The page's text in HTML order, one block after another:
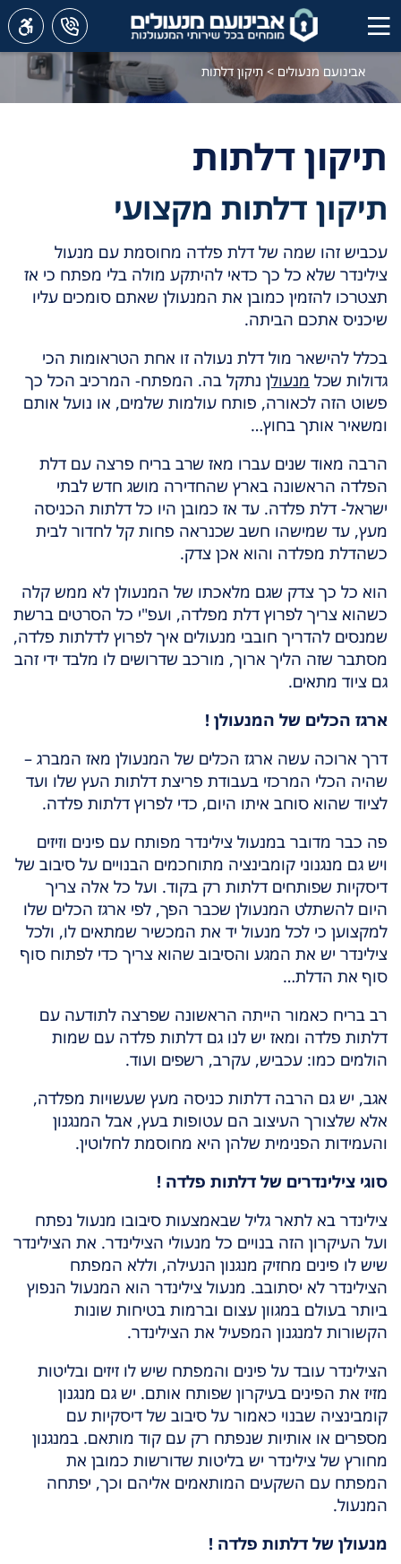
אבינועם מנעולים >תיקון דלתות
תיקון דלתות
תיקון דלתות מקצועי
עכביש זהו שמה של דלת פלדה מחוסמת עם מנעול
צילינדר שלא כל כך כדאי להיתקע מולה בלי מפתח כי אז
תצטרכו להזמין כמובן את המנעולן שאתם סומכים עליו
שיכניס אתכם הביתה.
בכלל להישאר מול דלת נעולה זו אחת הטראומות הכי
גדולות שכל מנעולן נתקל בה. המפתח- המרכיב הכל כך
פשוט הזה לכאורה, פותח עולמות שלמים, או נועל אותם
ומשאיר אותך בחוץ…
הרבה מאוד שנים עברו מאז שרב בריח פרצה עם דלת
הפלדה הראשונה בארץ שהחדירה מושג חדש לבתי
ישראל- דלת פלדה. עד אז כמובן היו כל דלתות הכניסה
מעץ, עד שמישהו חשב שכנראה פחות קל לחדור לבית
כשהדלת מפלדה והוא אכן צדק.
הוא כל כך צדק שגם מלאכתו של המנעולן לא ממש קלה
כשהוא צריך לפרוץ דלת מפלדה, ועפ"י כל הסרטים ברשת
שמנסים להדריך חובבי מנעולים איך לפרוץ לדלתות פלדה,
מסתבר שזה הליך ארוך, מורכב שדרושים לו מלבד ידי זהב
גם ציוד מתאים.
ארגז הכלים של המנעולן !
דרך ארוכה עשה ארגז הכלים של המנעולן מאז המברג –
שהיה הכלי המרכזי בעבודת פריצת דלתות העץ שלו ועד
לציוד שהוא סוחב איתו היום, כדי לפרוץ דלתות פלדה.
פה כבר מדובר במנעול צילינדר מפותח עם פינים וזיזים
ויש גם מנגנוני קומבינציה מתוחכמים הבנויים על סיבוב של
דיסקיות שפותחים דלתות רק בקוד. ועל כל אלה צריך
היום להשתלט המנעולן שכבר הפך, לפי ארגז הכלים שלו
למקצוען כי לכל מנעול יד את המכשיר שמתאים לו, ולכל
צילינדר יש את המגע והסיבוב שהוא צריך כדי לפתוח סוף
סוף את הדלת…
רב בריח כאמור הייתה הראשונה שפרצה לתודעה עם
דלתות פלדה ומאז יש לנו גם דלתות פלדה עם שמות
הולמים כמו: עכביש, עקרב, רשפים ועוד.
אגב, יש גם הרבה דלתות כניסה מעץ שעשויות מפלדה,
אלא שלצורך העיצוב הם עטופות בעץ, אבל המנגנון
והעמידות הפנימית שלהן היא מחוסמת לחלוטין.
סוגי צילינדרים של דלתות פלדה !
צילינדר בא לתאר גליל שבאמצעות סיבובו מנעול נפתח
ועל העיקרון הזה בנויים כל מנעולי הצילינדר. את הצילינדר
שיש לו פינים מחזיק מנגנון הנעילה, וללא המפתח
הצילינדר לא יסתובב. מנעול צילינדר הוא המנעול הנפוץ
ביותר בעולם במגוון עצום וברמות בטיחות שונות
הקשורות למנגנון המפעיל את הצילינדר.
הצילינדר עובד על פינים והמפתח שיש לו זיזים ובליטות
מזיז את הפינים בעיקרון שפותח אותם. יש גם מנגנון
קומבינציה שבנוי כאמור על סיבוב של דיסקיות עם
מספרים או אותיות שנפתח רק עם קוד מותאם. במנגנון
מחורץ של צילינדר יש בליטות שדורשות כמובן את
המפתח עם השקעים המותאמים אליהם וכך, יפתחה
המנעול.
מנעולן של דלתות פלדה !